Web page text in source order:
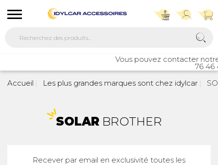
Vous pouvez contacter
76 46
Accueil
Les plus grandes marques sont chez idylcar
SOLAR BROTHER
Recever par email en exclusivité toutes les